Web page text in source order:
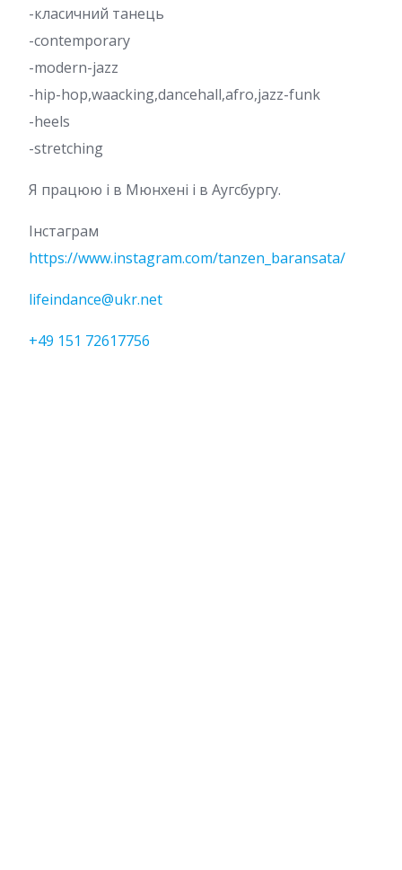
-класичний танець
-contemporary
-modern-jazz
-hip-hop,waacking,dancehall,afro,jazz-funk
-heels
-stretching
Я працюю і в Мюнхені і в Аугсбургу.
Інстаграм
https://www.instagram.com/tanzen_baransata/
lifeindance@ukr.net
+49 151 72617756